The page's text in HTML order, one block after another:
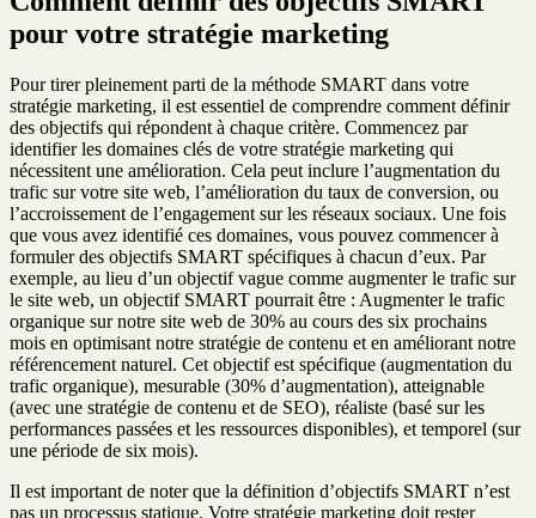
pour votre stratégie marketing
Pour tirer pleinement parti de la méthode SMART dans votre
stratégie marketing, il est essentiel de comprendre comment définir
des objectifs qui répondent à chaque critère. Commencez par
identifier les domaines clés de votre stratégie marketing qui
nécessitent une amélioration. Cela peut inclure l’augmentation du
trafic sur votre site web, l’amélioration du taux de conversion, ou
l’accroissement de l’engagement sur les réseaux sociaux. Une fois
que vous avez identifié ces domaines, vous pouvez commencer à
formuler des objectifs SMART spécifiques à chacun d’eux. Par
exemple, au lieu d’un objectif vague comme augmenter le trafic sur
le site web, un objectif SMART pourrait être : Augmenter le trafic
organique sur notre site web de 30% au cours des six prochains
mois en optimisant notre stratégie de contenu et en améliorant notre
référencement naturel. Cet objectif est spécifique (augmentation du
trafic organique), mesurable (30% d’augmentation), atteignable
(avec une stratégie de contenu et de SEO), réaliste (basé sur les
performances passées et les ressources disponibles), et temporel (sur
une période de six mois).
Il est important de noter que la définition d’objectifs SMART n’est
pas un processus statique. Votre stratégie marketing doit rester